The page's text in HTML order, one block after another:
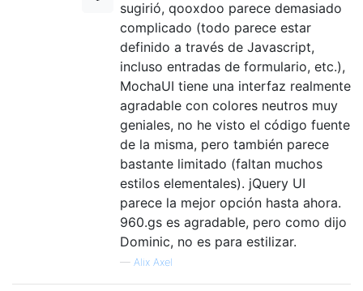
sugirió, qooxdoo parece demasiado
complicado (todo parece estar
definido a través de Javascript,
incluso entradas de formulario, etc.),
MochaUI tiene una interfaz realmente
agradable con colores neutros muy
geniales, no he visto el código fuente
de la misma, pero también parece
bastante limitado (faltan muchos
estilos elementales). jQuery UI
parece la mejor opción hasta ahora.
960.gs es agradable, pero como dijo
Dominic, no es para estilizar.
— Alix Axel